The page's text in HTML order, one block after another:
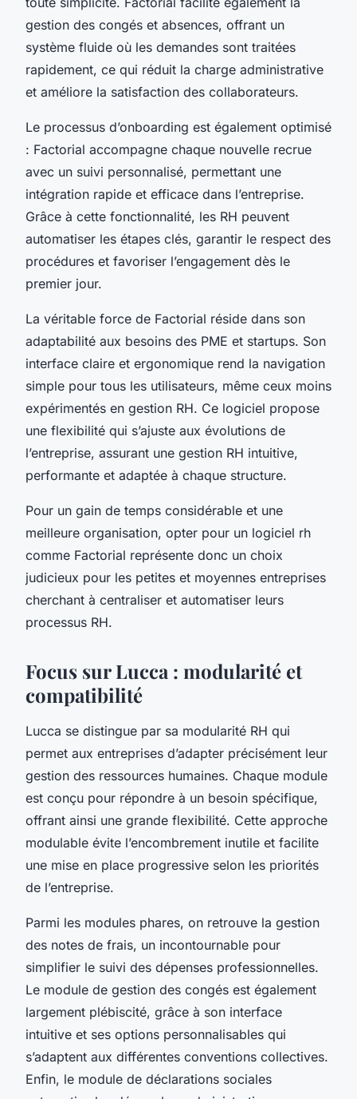
gestion des congés et absences, offrant un
système fluide où les demandes sont traitées
rapidement, ce qui réduit la charge administrative
et améliore la satisfaction des collaborateurs.
Le processus d’onboarding est également optimisé
: Factorial accompagne chaque nouvelle recrue
avec un suivi personnalisé, permettant une
intégration rapide et efficace dans l’entreprise.
Grâce à cette fonctionnalité, les RH peuvent
automatiser les étapes clés, garantir le respect des
procédures et favoriser l’engagement dès le
premier jour.
La véritable force de Factorial réside dans son
adaptabilité aux besoins des PME et startups. Son
interface claire et ergonomique rend la navigation
simple pour tous les utilisateurs, même ceux moins
expérimentés en gestion RH. Ce logiciel propose
une flexibilité qui s’ajuste aux évolutions de
l’entreprise, assurant une gestion RH intuitive,
performante et adaptée à chaque structure.
Pour un gain de temps considérable et une
meilleure organisation, opter pour un logiciel rh
comme Factorial représente donc un choix
judicieux pour les petites et moyennes entreprises
cherchant à centraliser et automatiser leurs
processus RH.
Focus sur Lucca : modularité et
compatibilité
Lucca se distingue par sa modularité RH qui
permet aux entreprises d’adapter précisément leur
gestion des ressources humaines. Chaque module
est conçu pour répondre à un besoin spécifique,
offrant ainsi une grande flexibilité. Cette approche
modulable évite l’encombrement inutile et facilite
une mise en place progressive selon les priorités
de l’entreprise.
Parmi les modules phares, on retrouve la gestion
des notes de frais, un incontournable pour
simplifier le suivi des dépenses professionnelles.
Le module de gestion des congés est également
largement plébiscité, grâce à son interface
intuitive et ses options personnalisables qui
s’adaptent aux différentes conventions collectives.
Enfin, le module de déclarations sociales